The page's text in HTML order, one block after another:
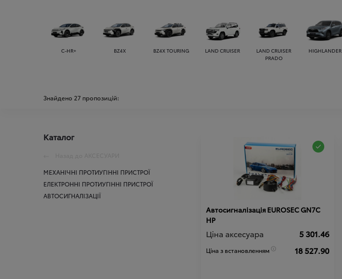
C-HR+ BZ4X BZ4X TOURING LAND CRUISER
LAND CRUISER
PRADO
HIGHLANDER
Знайдено 27пропозицій:
Каталог
МЕХАНІЧНІ ПРОТИУГІННІ ПРИСТРОЇ
ЕЛЕКТРОННІ ПРОТИУГІННІ ПРИСТРОЇ
АВТОСИГНАЛІЗАЦІЇ
Автосигналізація EUROSEC GN7C
HP
Ціна аксесуара 5 301.46
Ціна з встановленням 18 527.90